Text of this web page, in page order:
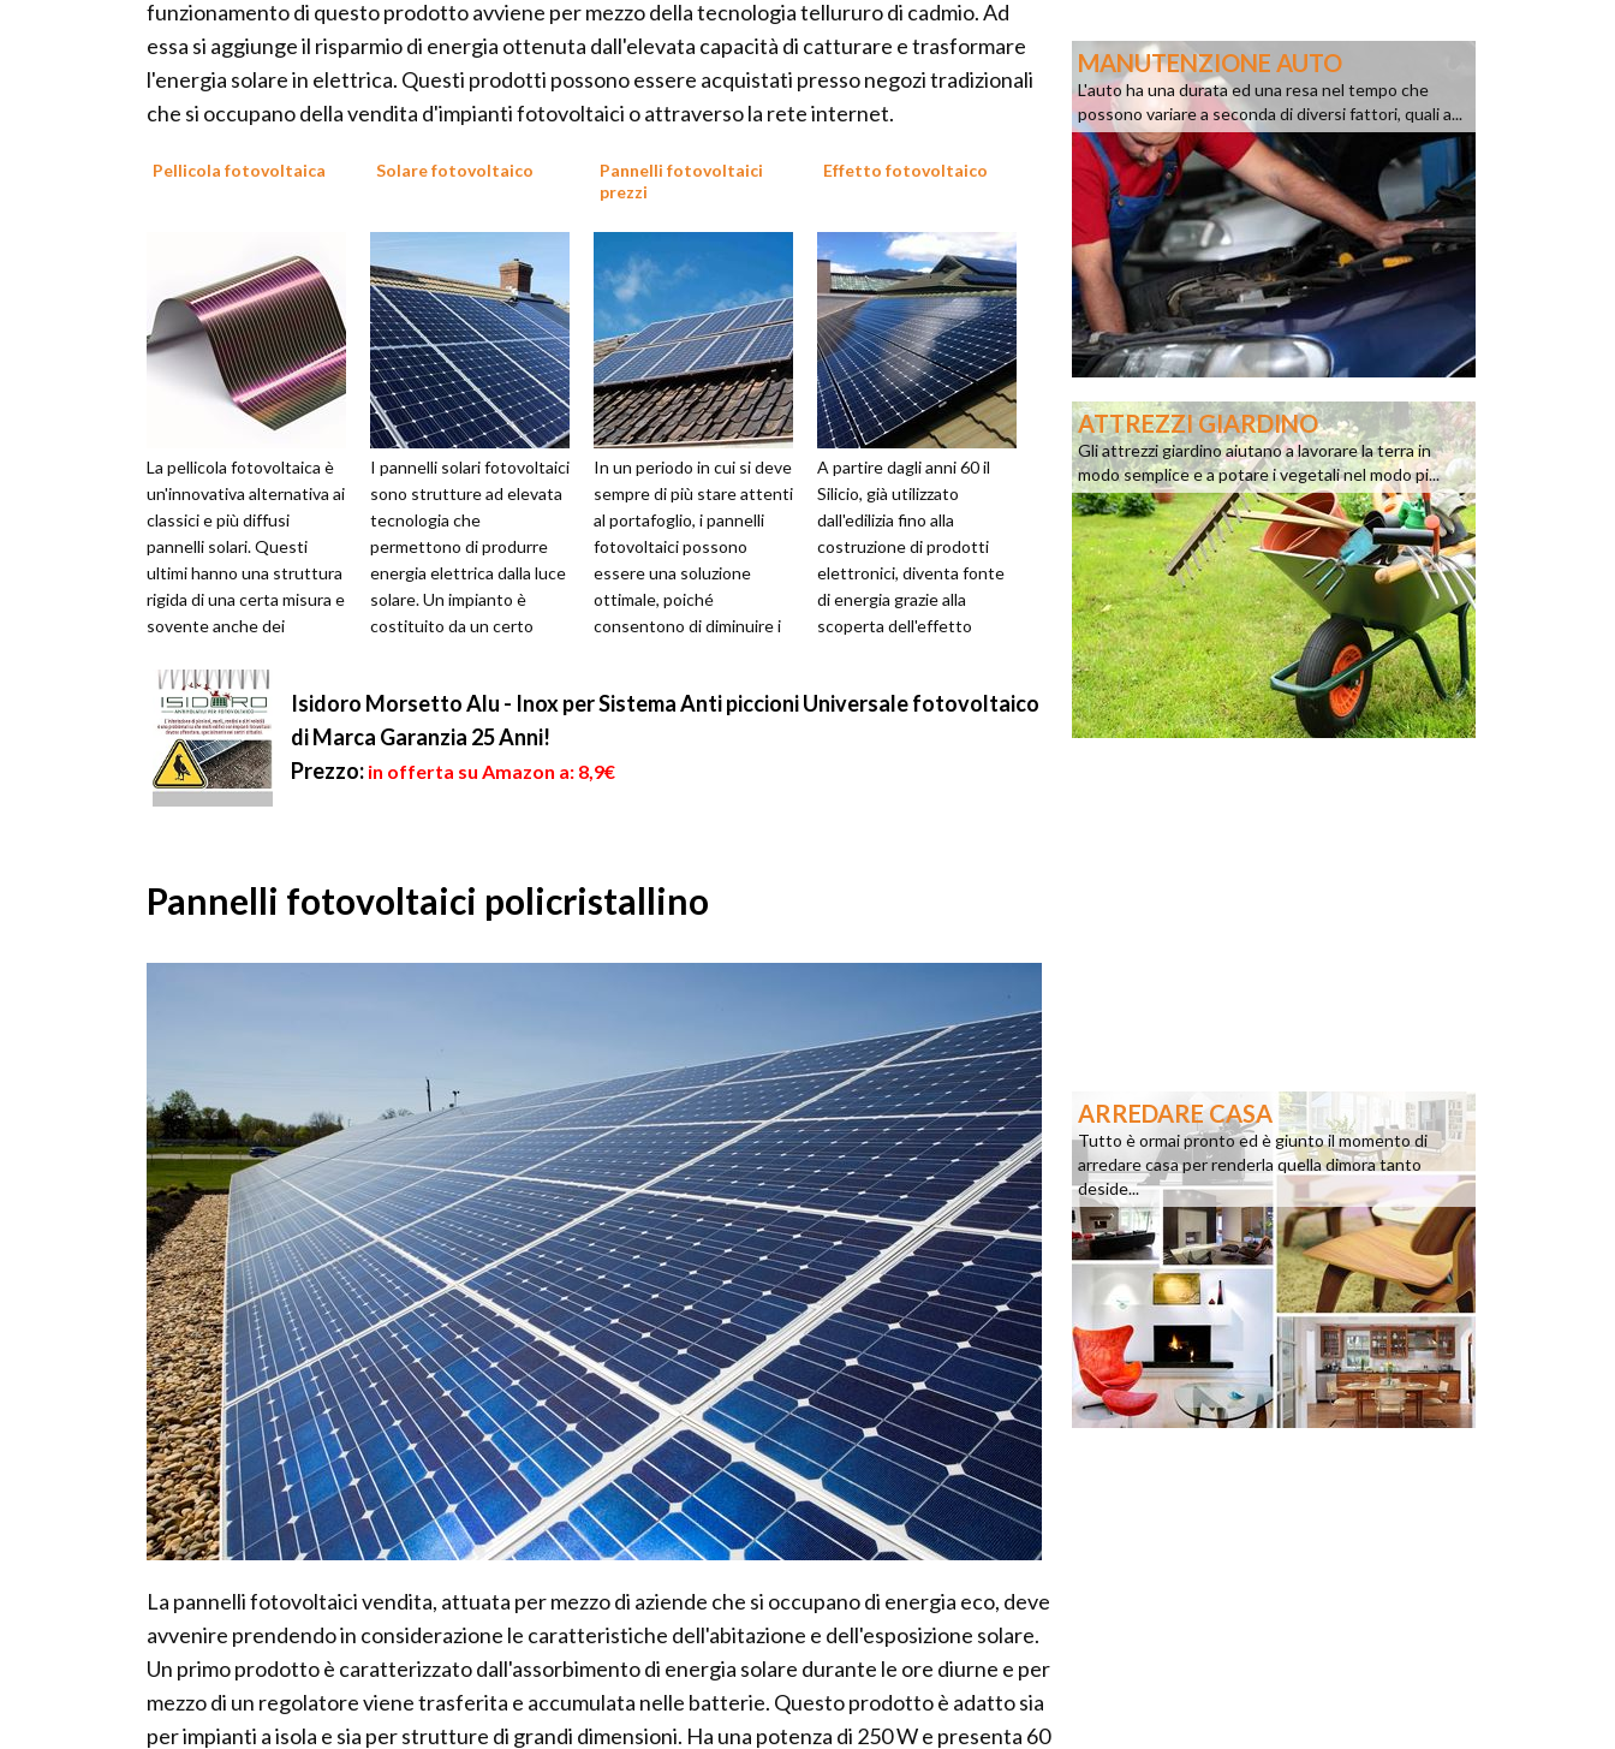
funzionamento di questo prodotto avviene per mezzo della tecnologia tellururo di cadmio. Ad
essa si aggiunge il risparmio di energia ottenuta dall'elevata capacità di catturare e trasformare
l'energia solare in elettrica. Questi prodotti possono essere acquistati presso negozi tradizionali
che si occupano della vendita d'impianti fotovoltaici o attraverso la rete internet.
Pellicola fotovoltaica
La pellicola fotovoltaica è
un'innovativa alternativa ai
classici e più diffusi
pannelli solari. Questi
ultimi hanno una struttura
rigida di una certa misura e
sovente anche dei
Solare fotovoltaico
I pannelli solari fotovoltaici
sono strutture ad elevata
tecnologia che
permettono di produrre
energia elettrica dalla luce
solare. Un impianto è
costituito da un certo
Pannelli fotovoltaici
prezzi
In un periodo in cui si deve
sempre di più stare attenti
al portafoglio, i pannelli
fotovoltaici possono
essere una soluzione
ottimale, poiché
consentono di diminuire i
Effetto fotovoltaico
A partire dagli anni 60 il
Silicio, già utilizzato
dall'edilizia fino alla
costruzione di prodotti
elettronici, diventa fonte
di energia grazie alla
scoperta dell'effetto
Isidoro Morsetto Alu - Inox per Sistema Anti piccioni Universale fotovoltaico
di Marca Garanzia 25 Anni!
Prezzo: in offerta su Amazon a: 8,9€
Pannelli fotovoltaici policristallino
La pannelli fotovoltaici vendita, attuata per mezzo di aziende che si occupano di energia eco, deve
avvenire prendendo in considerazione le caratteristiche dell'abitazione e dell'esposizione solare.
Un primo prodotto è caratterizzato dall'assorbimento di energia solare durante le ore diurne e per
mezzo di un regolatore viene trasferita e accumulata nelle batterie. Questo prodotto è adatto sia
per impianti a isola e sia per strutture di grandi dimensioni. Ha una potenza di 250 W e presenta 60
MANUTENZIONE AUTO
L'auto ha una durata ed una resa nel tempo che
possono variare a seconda di diversi fattori, quali a...
ATTREZZI GIARDINO
Gli attrezzi giardino aiutano a lavorare la terra in
modo semplice e a potare i vegetali nel modo pi...
ARREDARE CASA
Tutto è ormai pronto ed è giunto il momento di
arredare casa per renderla quella dimora tanto
deside...